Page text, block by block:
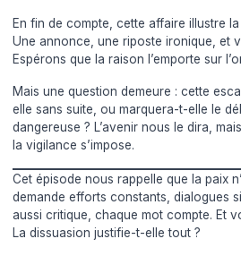
En fin de compte, cette affaire illustre
Une annonce, une riposte ironique, et
Espérons que la raison l’emporte sur
Mais une question demeure : cette
elle sans suite, ou marquera-t-elle le
dangereuse ? L’avenir nous le dira,
la vigilance s’impose.
Cet épisode nous rappelle que la paix
demande efforts constants, dialogues
aussi critique, chaque mot compte. Et
La dissuasion justifie-t-elle tout ?